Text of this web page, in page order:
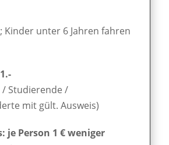
Kinder unter 6 Jahren fahren
/ Studierende /
mit gült. Ausweis)
je Person 1 € weniger